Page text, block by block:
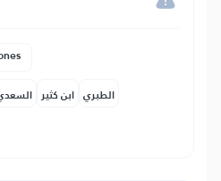
ابن كثير الطبري